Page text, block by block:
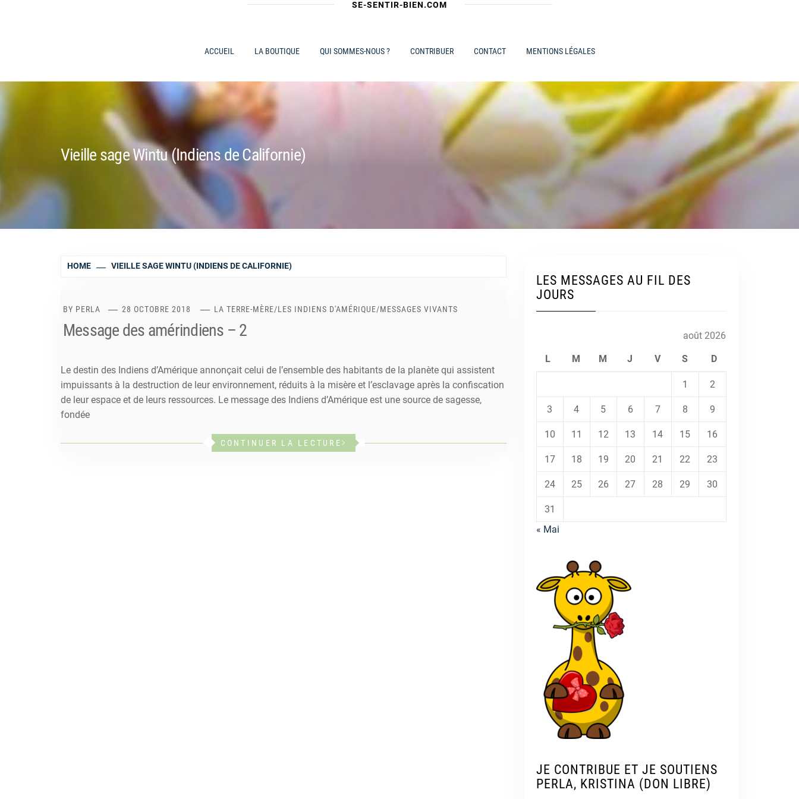
SE-SENTIR-BIEN.COM
ACCUEIL LA BOUTIQUE QUI SOMMES-NOUS ? CONTRIBUER CONTACT MENTIONS LÉGALES
Vieille sage Wintu (Indiens de Californie)
HOME VIEILLE SAGE WINTU (INDIENS DE CALIFORNIE)
BY PERLA 28 OCTOBRE 2018 LA TERRE-MÈRE/LES INDIENS D'AMÉRIQUE/MESSAGES VIVANTS
Message des amérindiens – 2
Le destin des Indiens d’Amérique annonçait celui de l’ensemble des habitants de la planète qui assistent
impuissants à la destruction de leur environnement, réduits à la misère et l’esclavage après la confiscation
de leur espace et de leurs ressources. Le message des Indiens d’Amérique est une source de sagesse,
fondée
CONTINUER LA LECTURE
LES MESSAGES AU FIL DES
JOURS
août 2026
L M M J V S D
1 2
3 4 5 6 7 8 9
10 11 12 13 14 15 16
17 18 19 20 21 22 23
24 25 26 27 28 29 30
31
« Mai
JE CONTRIBUE ET JE SOUTIENS
PERLA, KRISTINA (DON LIBRE)